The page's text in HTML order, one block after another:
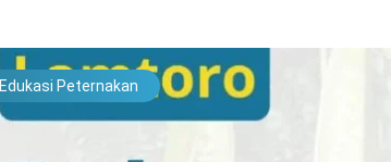
Edukasi Peternakan